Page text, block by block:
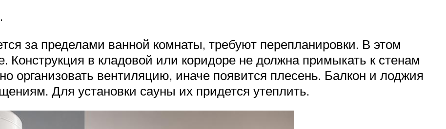
за пределами ванной комнаты, требуют перепланировки. В этом
Конструкция в кладовой или коридоре не должна примыкать к стенам
организовать вентиляцию, иначе появится плесень. Балкон и лоджия
Для установки сауны их придется утеплить.